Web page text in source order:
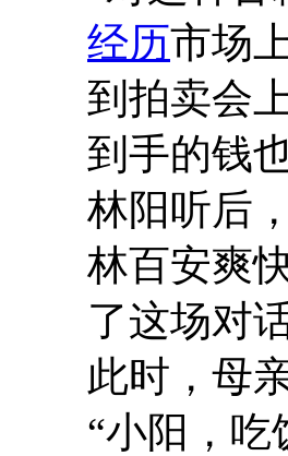
经历市场
到拍卖会
到手的钱
林阳听后
林百安爽
了这场对话
此时，母
“小阳，吃